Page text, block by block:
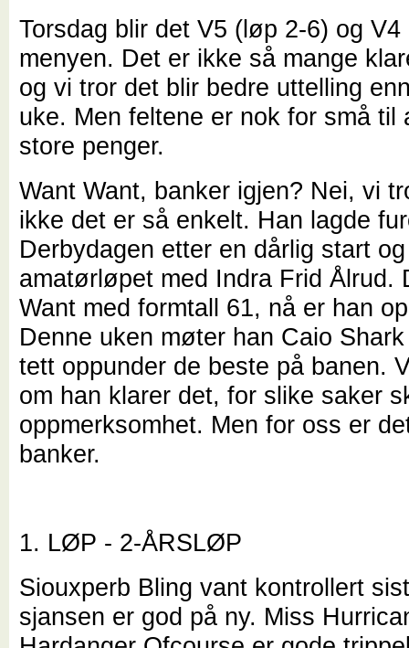
Torsdag blir det V5 (løp 2-6) og
menyen. Det er ikke så mange
og vi tror det blir bedre uttelling
uke. Men feltene er nok for små til
store penger.
Want Want, banker igjen? Nei, vi
ikke det er så enkelt. Han lagde
Derbydagen etter en dårlig start
amatørløpet med Indra Frid Ålrud.
Want med formtall 61, nå er han
Denne uken møter han Caio
tett oppunder de beste på banen.
om han klarer det, for slike saker
oppmerksomhet. Men for oss er
banker.
1. LØP - 2-ÅRSLØP
Siouxperb Bling vant kontrollert
sjansen er god på ny. Miss